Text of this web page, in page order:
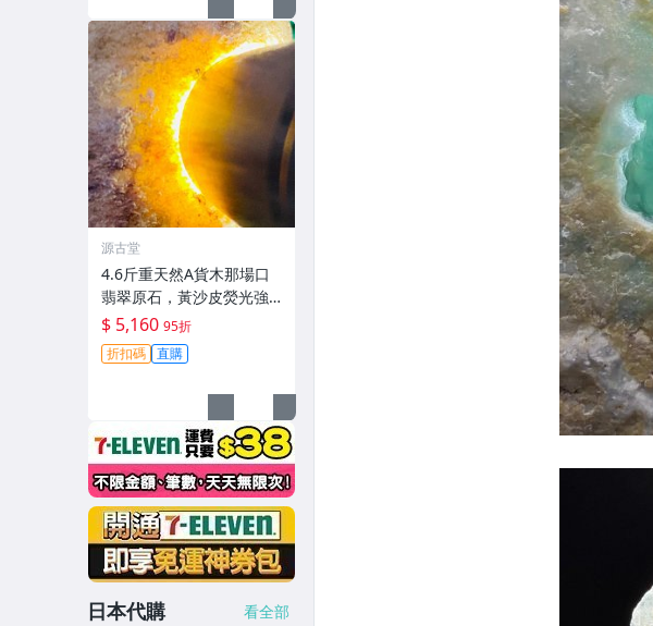
源古堂
4.6斤重天然A貨木那場口
翡翠原石，黃沙皮熒光強
烈水頭足，種水佳手感覺
壓實形體整齊，嚴選適合
雕刻成手鐲掛件，支持檢
$ 5,160 95折
折扣碼 直購
日本代購 看全部